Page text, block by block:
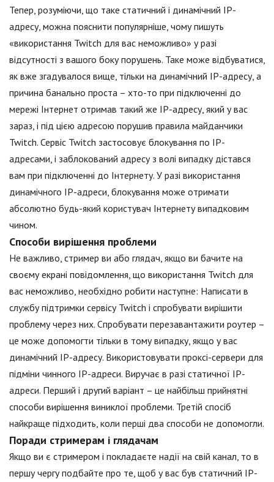
Тепер, розуміючи, що таке статичний і динамічний IP-
адресу, можна пояснити популярніше, чому пишуть
«використання Twitch для вас неможливо» у разі
відсутності з вашого боку порушень. Таке може відбуватися,
як вже згадувалося вище, тільки на динамічний IP-адресу, а
причина банально проста – хто-то при підключенні до
мережі Інтернет отримав такий же IP-адресу, який у вас
зараз, і під цією адресою порушив правила майданчики
Twitch. Сервіс Twitch застосовує блокування по IP-
адресами, і заблокований адресу з волі випадку дістався
вам при підключенні до Інтернету. У разі використання
динамічного IP-адреси, блокування може отримати
абсолютно будь-який користувач Інтернету випадковим
чином.
Способи вирішення проблеми
Не важливо, стример ви або глядач, якщо ви бачите на
своєму екрані повідомлення, що використання Twitch для
вас неможливо, необхідно робити наступне: Написати в
службу підтримки сервісу Twitch і спробувати вирішити
проблему через них. Спробувати перезавантажити роутер –
це може допомогти тільки в тому випадку, якщо у вас
динамічний IP-адресу. Використовувати проксі-сервери для
підміни чинного IP-адреси. Виручає в разі статичної IP-
адреси. Перший і другий варіант – це найбільш прийнятні
способи вирішення виниклої проблеми. Третій спосіб
найкраще підходить, коли перші два способи не допомогли.
Поради стримерам і глядачам
Якщо ви є стримером і покладаєте надії на свій канал, то в
першу чергу подбайте про те, щоб у вас був статичний IP-